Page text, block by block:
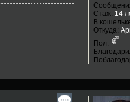
Стаж: 14
В
Откуда:
Пол: